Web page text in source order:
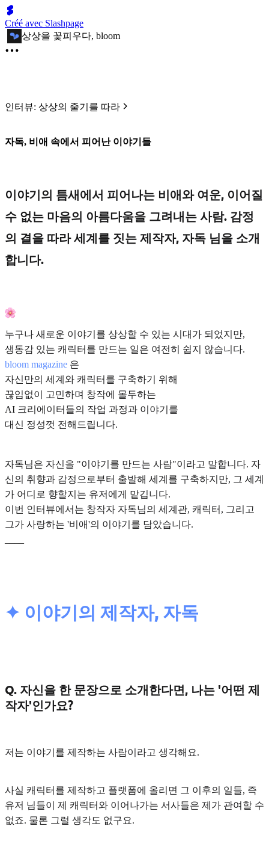
Créé avec Slashpage
상상을 꽃피우다, bloom
인터뷰: 상상의 줄기를 따라
자독, 비애 속에서 피어난 이야기들
이야기의 틈새에서 피어나는 비애와 여운, 이어질
수 없는 마음의 아름다움을 그려내는 사람. 감정
의 결을 따라 세계를 짓는 제작자, 자독 님을 소개
합니다.
누구나 새로운 이야기를 상상할 수 있는 시대가 되었지만,
생동감 있는 캐릭터를 만드는 일은 여전히 쉽지 않습니다.
bloom magazine 은
자신만의 세계와 캐릭터를 구축하기 위해
끊임없이 고민하며 창작에 몰두하는
AI 크리에이터들의 작업 과정과 이야기를
대신 정성껏 전해드립니다.
자독님은 자신을 "이야기를 만드는 사람"이라고 말합니다. 자
신의 취향과 감정으로부터 출발해 세계를 구축하지만, 그 세계
가 어디로 향할지는 유저에게 맡깁니다.
이번 인터뷰에서는 창작자 자독님의 세계관, 캐릭터, 그리고
그가 사랑하는 '비애'의 이야기를 담았습니다.
✦ 이야기의 제작자, 자독
Q. 자신을 한 문장으로 소개한다면, 나는 '어떤 제
작자'인가요?
저는 이야기를 제작하는 사람이라고 생각해요.
사실 캐릭터를 제작하고 플랫폼에 올리면 그 이후의 일들, 즉
유저 님들이 제 캐릭터와 이어나가는 서사들은 제가 관여할 수
없죠. 물론 그럴 생각도 없구요.